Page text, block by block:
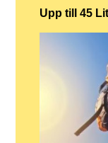
Upp till 45